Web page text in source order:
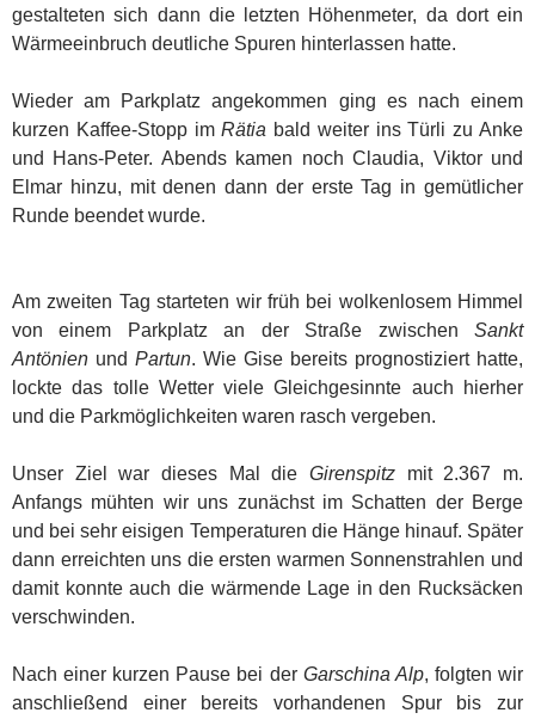
gestalteten sich dann die letzten Höhenmeter, da dort ein
Wärmeeinbruch deutliche Spuren hinterlassen hatte.
Wieder am Parkplatz angekommen ging es nach einem
kurzen Kaffee-Stopp imRätia bald weiter ins Türli zu Anke
und Hans-Peter. Abends kamen noch Claudia, Viktor und
Elmar hinzu, mit denen dann der erste Tag in gemütlicher
Runde beendet wurde.
Am zweiten Tag starteten wir früh bei wolkenlosem Himmel
von einem Parkplatz an der Straße zwischen Sankt
Antönien und Partun. Wie Gise bereits prognostiziert hatte,
lockte das tolle Wetter viele Gleichgesinnte auch hierher
und die Parkmöglichkeiten waren rasch vergeben.
Unser Ziel war dieses Mal die Girenspitz mit 2.367 m.
Anfangs mühten wir uns zunächst im Schatten der Berge
und bei sehr eisigen Temperaturen die Hänge hinauf. Später
dann erreichten uns die ersten warmen Sonnenstrahlen und
damit konnte auch die wärmende Lage in den Rucksäcken
verschwinden.
Nach einer kurzen Pause bei der Garschina Alp, folgten wir
anschließend einer bereits vorhandenen Spur bis zur